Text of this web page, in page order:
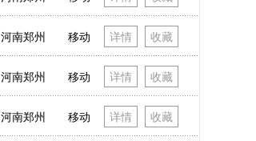
河南郑州 移动 详情 收藏
河南郑州 移动 详情 收藏
河南郑州 移动 详情 收藏